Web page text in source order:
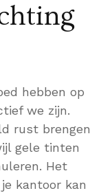
hebben op
we zijn.
rust brengen
gele tinten
Het
kantoor kan